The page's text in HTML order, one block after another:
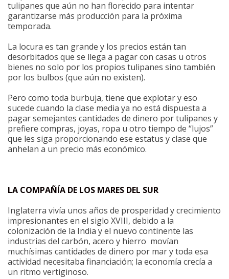
tulipanes que aún no han florecido para intentar
garantizarse más producción para la próxima
temporada.
La locura es tan grande y los precios están tan
desorbitados que se llega a pagar con casas u otros
bienes no solo por los propios tulipanes sino también
por los bulbos (que aún no existen).
Pero como toda burbuja, tiene que explotar y eso
sucede cuando la clase media ya no está dispuesta a
pagar semejantes cantidades de dinero por tulipanes y
prefiere compras, joyas, ropa u otro tiempo de “lujos”
que les siga proporcionando ese estatus y clase que
anhelan a un precio más económico.
LA COMPAÑÍA DE LOS MARES DEL SUR
Inglaterra vivía unos años de prosperidad y crecimiento
impresionantes en el siglo XVIII, debido a la
colonización de la India y el nuevo continente las
industrias del carbón, acero y hierro movían
muchísimas cantidades de dinero por mar y toda esa
actividad necesitaba financiación; la economía crecía a
un ritmo vertiginoso.